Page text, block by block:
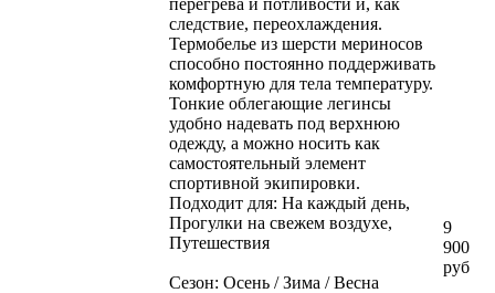
следствие, переохлаждения.
Термобелье из шерсти мериносов
способно постоянно поддерживать
комфортную для тела температуру.
Тонкие облегающие легинсы
удобно надевать под верхнюю
одежду, а можно носить как
самостоятельный элемент
спортивной экипировки.
Подходит для: На каждый день,
Прогулки на свежем воздухе,
Путешествия
Сезон: Осень / Зима / Весна
9
900
руб